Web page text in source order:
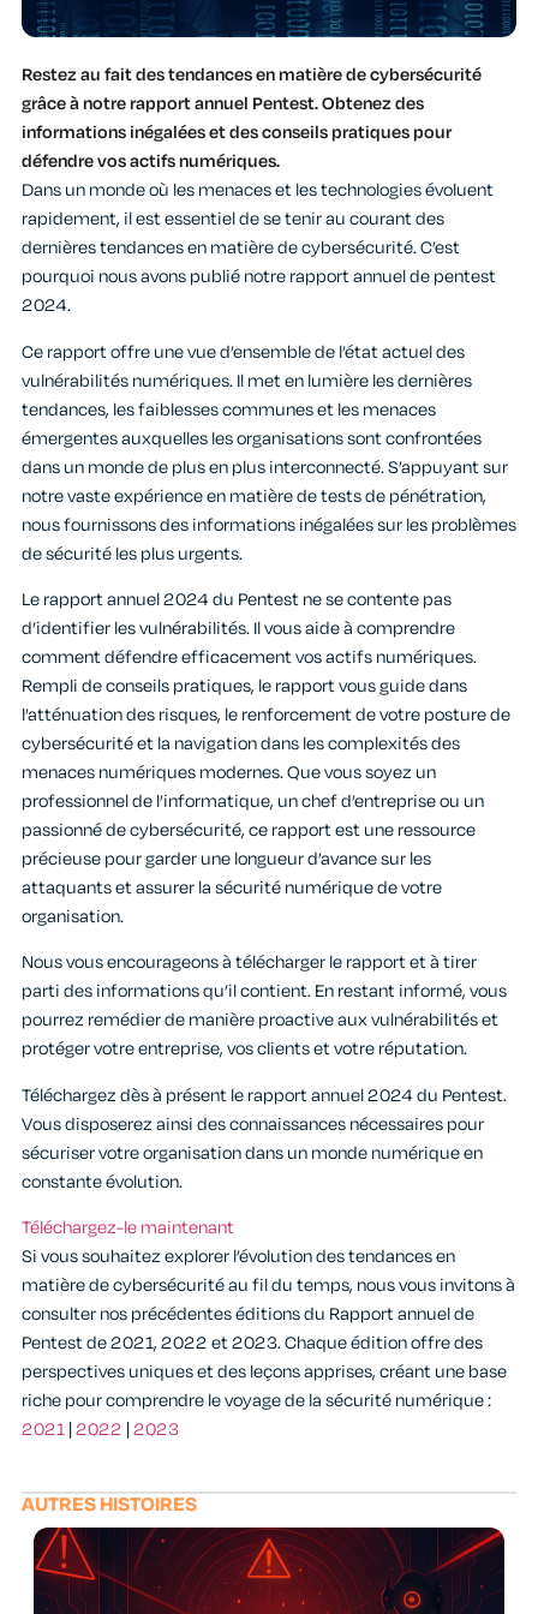
Restez au fait des tendances en matière de cybersécurité
grâce à notre rapport annuel Pentest. Obtenez des
informations inégalées et des conseils pratiques pour
défendre vos actifs numériques.
Dans un monde où les menaces et les technologies évoluent
rapidement, il est essentiel de se tenir au courant des
dernières tendances en matière de cybersécurité. C’est
pourquoi nous avons publié notre rapport annuel de pentest
2024.
Ce rapport offre une vue d’ensemble de l’état actuel des
vulnérabilités numériques. Il met en lumière les dernières
tendances, les faiblesses communes et les menaces
émergentes auxquelles les organisations sont confrontées
dans un monde de plus en plus interconnecté. S’appuyant sur
notre vaste expérience en matière de tests de pénétration,
nous fournissons des informations inégalées sur les problèmes
de sécurité les plus urgents.
Le rapport annuel 2024 du Pentest ne se contente pas
d’identifier les vulnérabilités. Il vous aide à comprendre
comment défendre efficacement vos actifs numériques.
Rempli de conseils pratiques, le rapport vous guide dans
l’atténuation des risques, le renforcement de votre posture de
cybersécurité et la navigation dans les complexités des
menaces numériques modernes. Que vous soyez un
professionnel de l’informatique, un chef d’entreprise ou un
passionné de cybersécurité, ce rapport est une ressource
précieuse pour garder une longueur d’avance sur les
attaquants et assurer la sécurité numérique de votre
organisation.
Nous vous encourageons à télécharger le rapport et à tirer
parti des informations qu’il contient. En restant informé, vous
pourrez remédier de manière proactive aux vulnérabilités et
protéger votre entreprise, vos clients et votre réputation.
Téléchargez dès à présent le rapport annuel 2024 du Pentest.
Vous disposerez ainsi des connaissances nécessaires pour
sécuriser votre organisation dans un monde numérique en
constante évolution.
Téléchargez-le maintenant
Si vous souhaitez explorer l’évolution des tendances en
matière de cybersécurité au fil du temps, nous vous invitons à
consulter nos précédentes éditions du Rapport annuel de
Pentest de 2021, 2022 et 2023. Chaque édition offre des
perspectives uniques et des leçons apprises, créant une base
riche pour comprendre le voyage de la sécurité numérique :
2021|2022 |2023
AUTRES HISTOIRES